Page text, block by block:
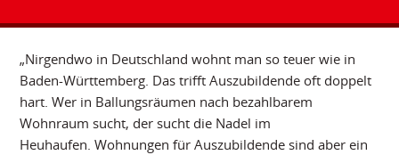
„Nirgendwo in Deutschland wohnt man so teuer wie in
Baden-Württemberg. Das trifft Auszubildende oft doppelt
hart. Wer in Ballungsräumen nach bezahlbarem
Wohnraum sucht, der sucht die Nadel im
Heuhaufen. Wohnungen für Auszubildende sind aber ein